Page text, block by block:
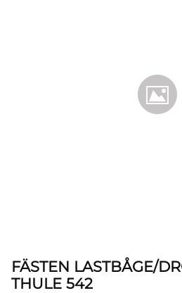
FÄSTEN LASTBÅGE/
THULE 542